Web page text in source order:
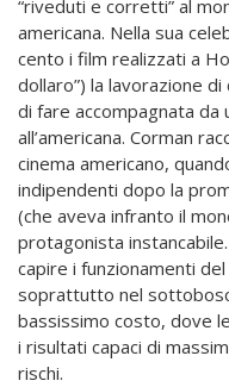
“riveduti e corretti” al
americana. Nella sua
cento i film realizzati a
dollaro”) la lavorazione
di fare accompagnata
all’americana. Corman
cinema americano,
indipendenti dopo la
(che aveva infranto il
protagonista
capire i funzionamenti
soprattutto nel
bassissimo costo, dove
i risultati capaci di
rischi.